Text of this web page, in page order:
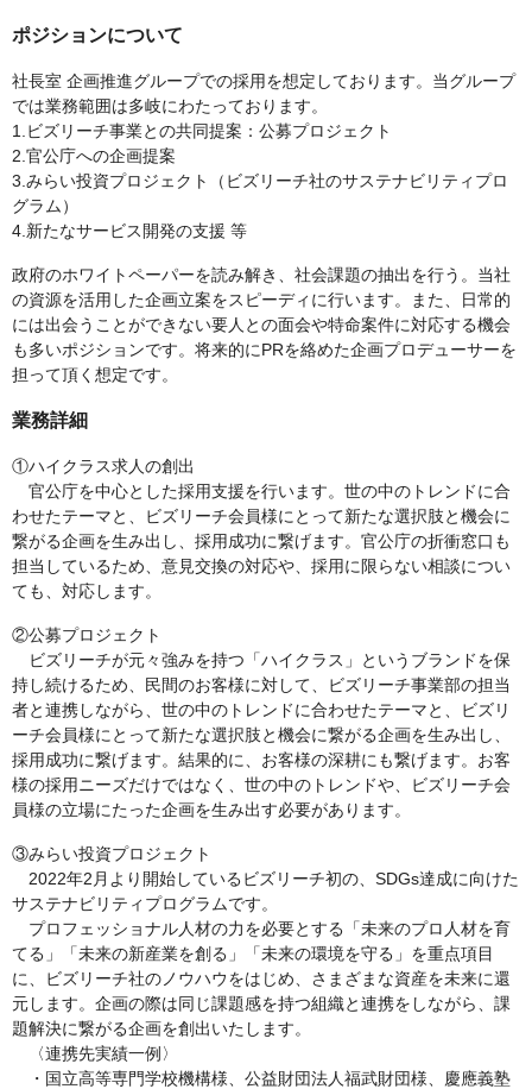
ポジションについて
社長室 企画推進グループでの採用を想定しております。当グループ
では業務範囲は多岐にわたっております。
1.ビズリーチ事業との共同提案：公募プロジェクト
2.官公庁への企画提案
3.みらい投資プロジェクト（ビズリーチ社のサステナビリティプロ
グラム）
4.新たなサービス開発の支援 等
政府のホワイトペーパーを読み解き、社会課題の抽出を行う。当社
の資源を活用した企画立案をスピーディに行います。また、日常的
には出会うことができない要人との面会や特命案件に対応する機会
も多いポジションです。将来的にPRを絡めた企画プロデューサーを
担って頂く想定です。
業務詳細
①ハイクラス求人の創出
官公庁を中心とした採用支援を行います。世の中のトレンドに合
わせたテーマと、ビズリーチ会員様にとって新たな選択肢と機会に
繋がる企画を生み出し、採用成功に繋げます。官公庁の折衝窓口も
担当しているため、意見交換の対応や、採用に限らない相談につい
ても、対応します。
②公募プロジェクト
ビズリーチが元々強みを持つ「ハイクラス」というブランドを保
持し続けるため、民間のお客様に対して、ビズリーチ事業部の担当
者と連携しながら、世の中のトレンドに合わせたテーマと、ビズリ
ーチ会員様にとって新たな選択肢と機会に繋がる企画を生み出し、
採用成功に繋げます。結果的に、お客様の深耕にも繋げます。お客
様の採用ニーズだけではなく、世の中のトレンドや、ビズリーチ会
員様の立場にたった企画を生み出す必要があります。
③みらい投資プロジェクト
2022年2月より開始しているビズリーチ初の、SDGs達成に向けた
サステナビリティプログラムです。
プロフェッショナル人材の力を必要とする「未来のプロ人材を育
てる」「未来の新産業を創る」「未来の環境を守る」を重点項目
に、ビズリーチ社のノウハウをはじめ、さまざまな資産を未来に還
元します。企画の際は同じ課題感を持つ組織と連携をしながら、課
題解決に繋がる企画を創出いたします。
〈連携先実績一例〉
・国立高等専門学校機構様、公益財団法人福武財団様、慶應義塾